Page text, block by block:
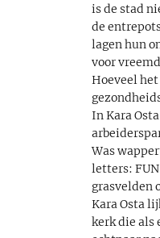
is de stad
de
lagen hun
voor
Hoeveel
In Kara
Was
letters:
grasvelden
Kara Osta
kerk die als